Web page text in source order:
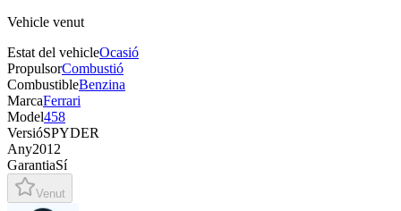
Vehicle venut
Estat del vehicleOcasió
PropulsorCombustió
CombustibleBenzina
MarcaFerrari
Model458
VersióSPYDER
Any2012
GarantiaSí
Venut